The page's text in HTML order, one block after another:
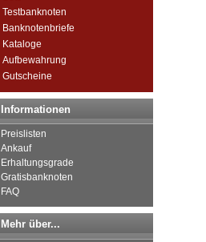
Testbanknoten
Banknotenbriefe
Kataloge
Aufbewahrung
Gutscheine
Informationen
Preislisten
Ankauf
Erhaltungsgrade
Gratisbanknoten
FAQ
Mehr über...